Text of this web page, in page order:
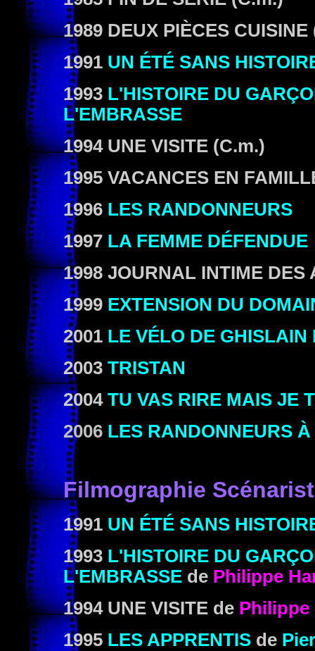
1989 DEUX PIÈCES CUISINE
1991 UN ÉTÉ SANS
1993 L'HISTOIRE DU
L'EMBRASSE
1994 UNE VISITE (C.m.)
1995 VACANCES EN
1996 LES RANDONNEURS
1997 LA FEMME DÉFENDUE
1998 JOURNAL INTIME DES
1999 EXTENSION DU
2001 LE VÉLO DE GHISLAIN
2003 TRISTAN
2004 TU VAS RIRE MAIS JE
2006 LES RANDONNEURS
Filmographie
1991 UN ÉTÉ SANS
1993 L'HISTOIRE DU
L'EMBRASSE de Philippe
1994 UNE VISITE de Philippe
1995 LES APPRENTIS de